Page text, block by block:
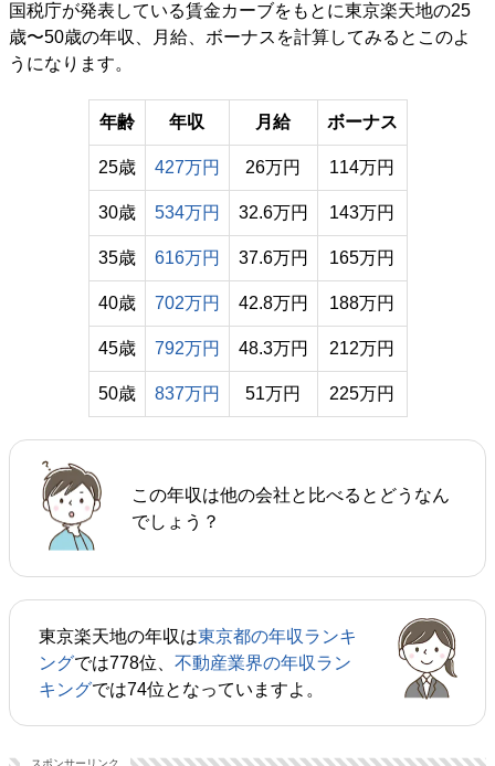
国税庁が発表している賃金カーブをもとに東京楽天地の25
歳〜50歳の年収、月給、ボーナスを計算してみるとこのよ
うになります。
年齢 年収 月給 ボーナス
25歳 427万円 26万円 114万円
30歳 534万円 32.6万円 143万円
35歳 616万円 37.6万円 165万円
40歳 702万円 42.8万円 188万円
45歳 792万円 48.3万円 212万円
50歳 837万円 51万円 225万円
この年収は他の会社と比べるとどうなん
でしょう？
東京楽天地の年収は東京都の年収ランキ
ングでは778位、 不動産業界の年収ラン
キングでは74位となっていますよ。